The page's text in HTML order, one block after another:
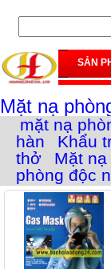
SẢN
Mặt nạ
mặt nạ
hàn
Khẩu
thở
Mặt
phòng độc